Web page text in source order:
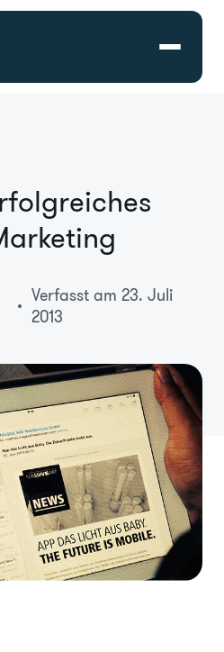
Verfasst am 23. Juli
2013